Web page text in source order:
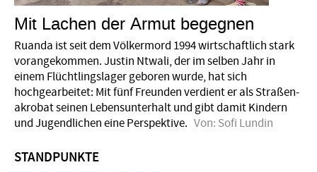
Mit Lachen der Armut begegnen
Ruanda ist seit dem Völkermord 1994 wirtschaftlich stark
vorangekommen. Justin Ntwali, der im selben Jahr in
einem Flüchtlingslager geboren wurde, hat sich
hochgearbeitet: Mit fünf Freunden verdient er als Straßen­
akrobat seinen Lebensunterhalt und gibt damit Kindern
und Jugendlichen eine Perspektive. Von: Sofi Lundin
STANDPUNKTE